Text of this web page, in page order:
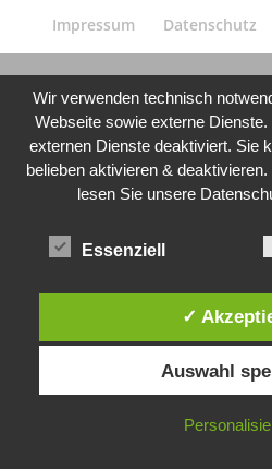
Impressum Datenschutz
Wir verwenden technisch
Webseite sowie externe
externen Dienste deaktiviert. Sie
belieben aktivieren &
lesen Sie unsere
Essenziell
✓
Auswahl